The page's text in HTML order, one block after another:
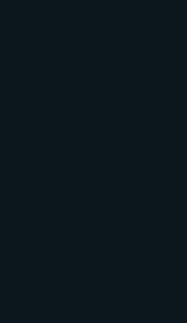
som zal bij het einde van elk
gestort worden in
Agent te Antwerpen, belast
op de Schelde.
af te zien van het gebruik
middel van waterlozing, en als
zoude de betaling der
zelve ophouden, gelijk het
dan ontheven zoude zijn van
artikel op zich genomen.
zee, om zich langs het
te begeven of vice-versa,
kanaal en de bediening van
zijn aan de betaling
van welken naam of soort
Nederlanden, hetzij ten